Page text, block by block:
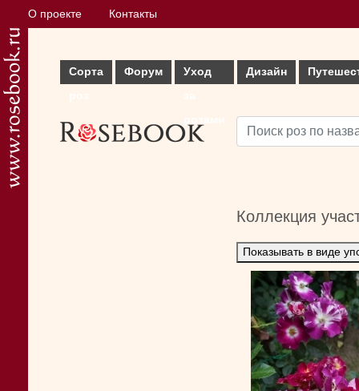
О проекте Контакты
Сорта
Форум
Уход
Дизайн
Коллекция
Показывать в виде